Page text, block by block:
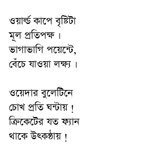
ওয়ার্ল্ড কাপে বৃষ্টিটা
মূল প্রতিপক্ষ ।
ভাগাভাগি পয়েন্টে,
বেঁচে যাওয়া লক্ষ্য ।
ওয়েদার বুলেটিনে
চোখ প্রতি ঘন্টায় !
ক্রিকেটের যত ফ্যান
থাকে উৎকন্ঠায় !